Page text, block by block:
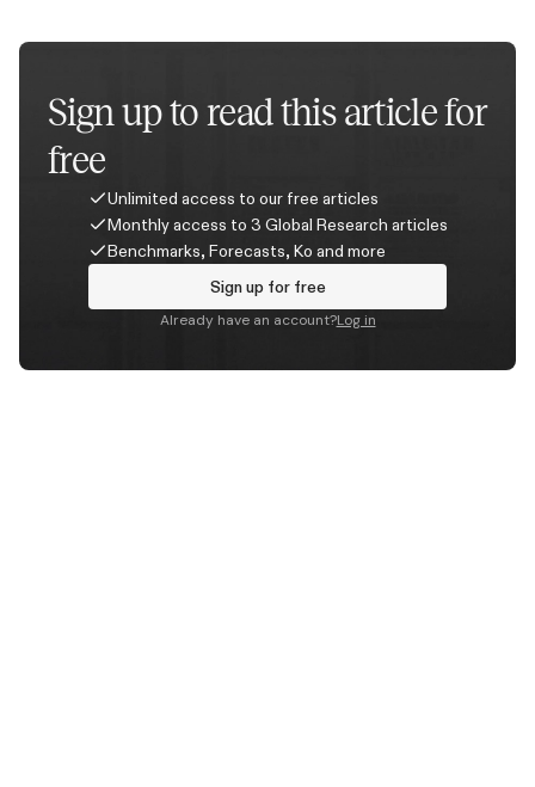
Sign up to read this article for
free
Unlimited access to our free articles
Monthly access to 3 Global Research articles
Benchmarks, Forecasts, Ko and more
Sign up for free
Already have an account?Log in